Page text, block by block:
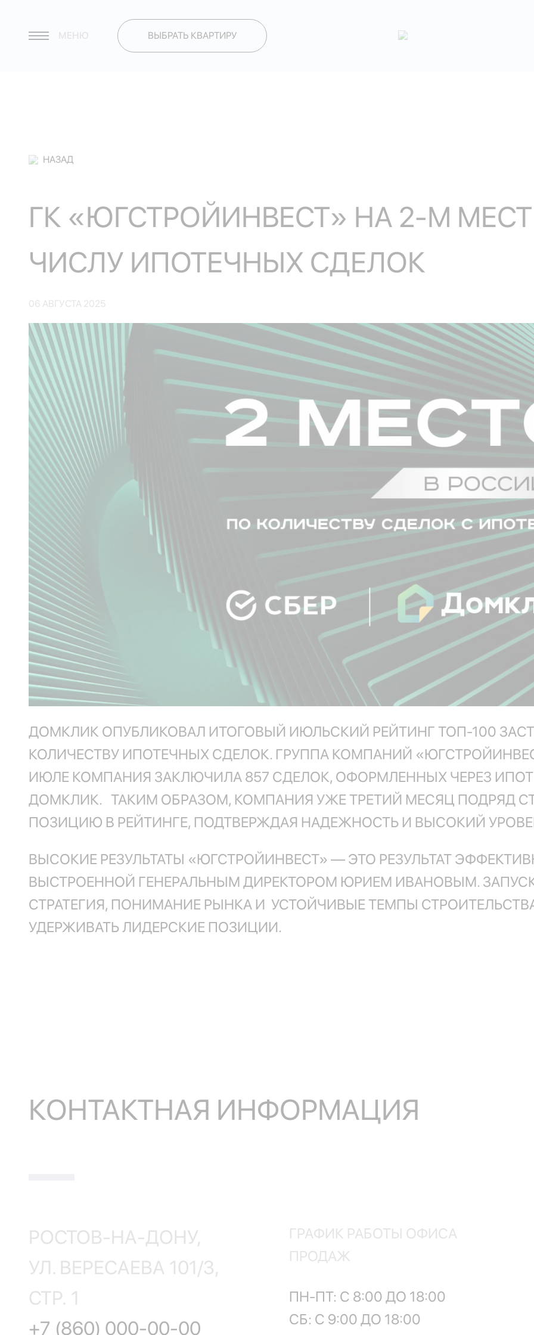
МЕНЮ ВЫБРАТЬ КВАРТИРУ
НАЗАД
ГК «ЮГСТРОЙИНВЕСТ» НА 2-М
ЧИСЛУ ИПОТЕЧНЫХ СДЕЛОК
06 АВГУСТА 2025
ДОМКЛИК ОПУБЛИКОВАЛ ИТОГОВЫЙ ИЮЛЬСКИЙ РЕЙТИНГ ТОП-100
КОЛИЧЕСТВУ ИПОТЕЧНЫХ СДЕЛОК. ГРУППА КОМПАНИЙ
ИЮЛЕ КОМПАНИЯ ЗАКЛЮЧИЛА 857 СДЕЛОК, ОФОРМЛЕННЫХ ЧЕРЕЗ
ДОМКЛИК. ТАКИМ ОБРАЗОМ, КОМПАНИЯ УЖЕ ТРЕТИЙ МЕСЯЦ ПОДРЯД
ПОЗИЦИЮ В РЕЙТИНГЕ, ПОДТВЕРЖДАЯ НАДЕЖНОСТЬ И ВЫСОКИЙ
ВЫСОКИЕ РЕЗУЛЬТАТЫ «ЮГСТРОЙИНВЕСТ» — ЭТО РЕЗУЛЬТАТ
ВЫСТРОЕННОЙ ГЕНЕРАЛЬНЫМ ДИРЕКТОРОМ ЮРИЕМ ИВАНОВЫМ.
СТРАТЕГИЯ, ПОНИМАНИЕ РЫНКА И УСТОЙЧИВЫЕ ТЕМПЫ
УДЕРЖИВАТЬ ЛИДЕРСКИЕ ПОЗИЦИИ.
КОНТАКТНАЯ ИНФОРМАЦИЯ
РОСТОВ-НА-ДОНУ,
УЛ. ВЕРЕСАЕВА 101/3,
СТР. 1
+7 (860) 000-00-00
ГРАФИК РАБОТЫ ОФИСА
ПРОДАЖ
ПН-ПТ: С 8:00 ДО 18:00
СБ: С 9:00 ДО 18:00